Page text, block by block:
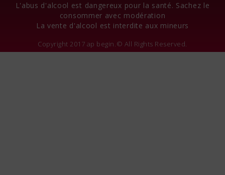
L'abus d'alcool est dangereux pour la santé. Sachez le
consommer avec modération
La vente d'alcool est interdite aux mineurs
Copyright 2017 ap begin.© All Rights Reserved.